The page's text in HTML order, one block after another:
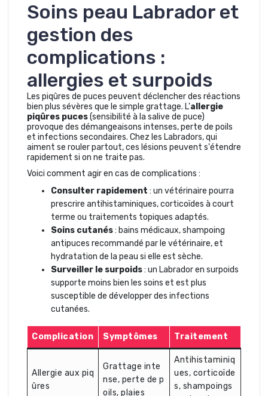
Soins peau Labrador et
gestion des
complications :
allergies et surpoids
Les piqûres de puces peuvent déclencher des réactions
bien plus sévères que le simple grattage. L'allergie
piqûres puces(sensibilité à la salive de puce)
provoque des démangeaisons intenses, perte de poils
et infections secondaires. Chez les Labradors, qui
aiment se rouler partout, ces lésions peuvent s'étendre
rapidement si on ne traite pas.
Voici comment agir en cas de complications :
Consulter rapidement : un vétérinaire pourra
prescrire antihistaminiques, corticoïdes à court
terme ou traitements topiques adaptés.
Soins cutanés: bains médicaux, shampoing
antipuces recommandé par le vétérinaire, et
hydratation de la peau si elle est sèche.
Surveiller le surpoids: un Labrador en surpoids
supporte moins bien les soins et est plus
susceptible de développer des infections
cutanées.
Complication Symptômes Traitement
Allergie aux piq
ûres
Grattage inte
nse, perte de p
oils, plaies
Antihistaminiq
ues, corticoïde
s, shampoings